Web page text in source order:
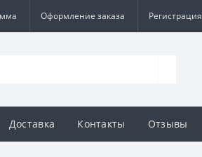
Оформление заказа Регистрация
Доставка Контакты Отзывы